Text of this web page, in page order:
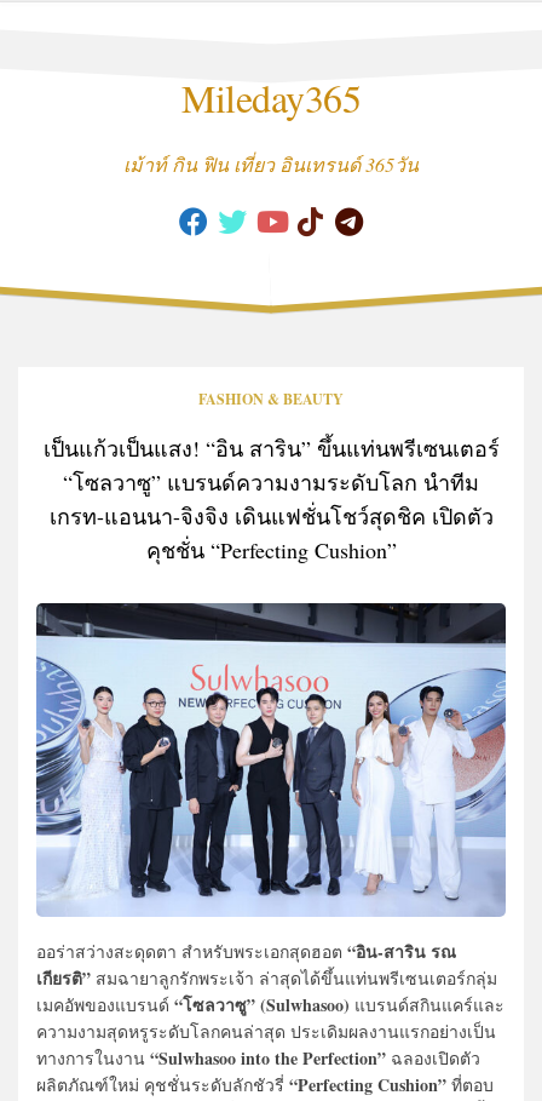
Mileday365
เม้าท์ กิน ฟิน เที่ยว อินเทรนด์ 365วัน
FASHION & BEAUTY
เป็นแก้วเป็นแสง! “อิน สาริน” ขึ้นแท่นพรีเซนเตอร์
“โซลวาซู” แบรนด์ความงามระดับโลก นำทีม
เกรท-แอนนา-จิงจิง เดินแฟชั่นโชว์สุดชิค เปิดตัว
คุชชั่น “Perfecting Cushion”
ออร่าสว่างสะดุดตา สำหรับพระเอกสุดฮอต “อิน-สาริน รณ
เกียรติ” สมฉายาลูกรักพระเจ้า ล่าสุดได้ขึ้นแท่นพรีเซนเตอร์กลุ่ม
เมคอัพของแบรนด์ “โซลวาซู” (Sulwhasoo) แบรนด์สกินแคร์และ
ความงามสุดหรูระดับโลกคนล่าสุด ประเดิมผลงานแรกอย่างเป็น
ทางการในงาน “Sulwhasoo into the Perfection” ฉลองเปิดตัว
ผลิตภัณฑ์ใหม่ คุชชั่นระดับลักชัวรี่ “Perfecting Cushion” ที่ตอบ